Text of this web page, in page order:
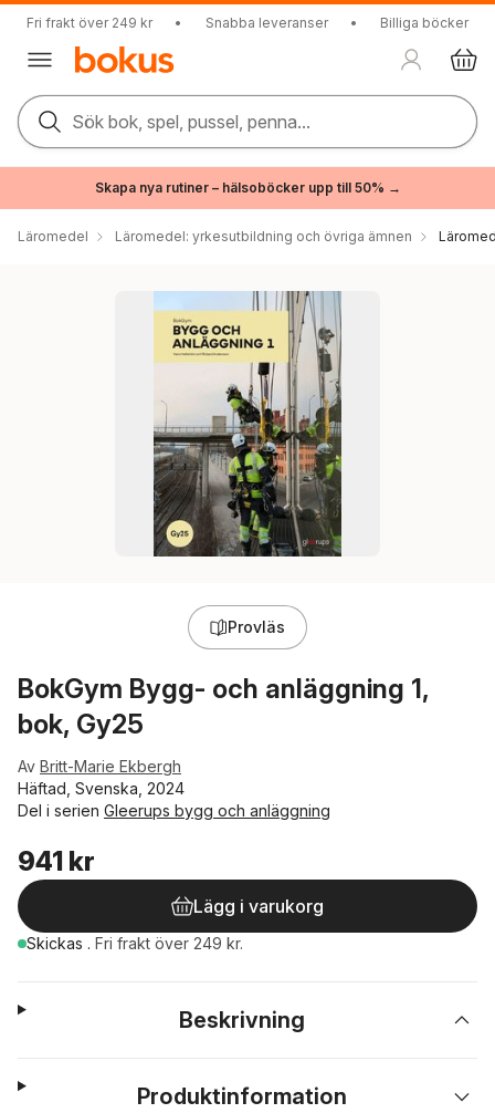
Fri frakt över 249 kr • Snabba leveranser • Billiga böcker
Sök bok, spel, pussel, penna...
Skapa nya rutiner – hälsoböcker upp till 50% →
Läromedel Läromedel: yrkesutbildning och övriga ämnen
Provläs
BokGym Bygg- och anläggning 1,
bok, Gy25
Av Britt-Marie Ekbergh
Häftad, Svenska, 2024
Del i serien Gleerups bygg och anläggning
941 kr
Lägg i varukorg
Skickas . Fri frakt över 249 kr.
Beskrivning
Produktinformation